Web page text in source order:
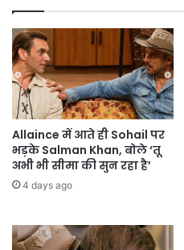
Allaince में आते ही Sohail पर
भड़के Salman Khan, बोले ‘तू
अभी भी सीमा की सुन रहा है’
4 days ago